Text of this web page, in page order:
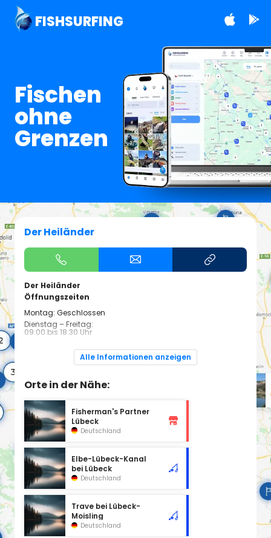
FISHSURFING
Fischen
ohne
Grenzen
Der Heiländer
Der Heiländer
Öffnungszeiten
Montag: Geschlossen
Dienstag – Freitag:
09:00 bis 18:30 Uhr
09:00 bis 14:00 Uhr
Alle Informationen anzeigen
Orte in der Nähe:
Fisherman's Partner
Lübeck
Deutschland
Elbe-Lübeck-Kanal
bei Lübeck
Deutschland
Trave bei Lübeck-
Moisling
Deutschland